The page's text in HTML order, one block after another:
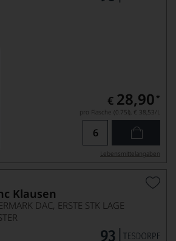
€ 28,90 *
pro Flasche (0.75l), € 38,53/L
Lebensmittel­angaben
Klausen
DAC, ERSTE STK LAGE